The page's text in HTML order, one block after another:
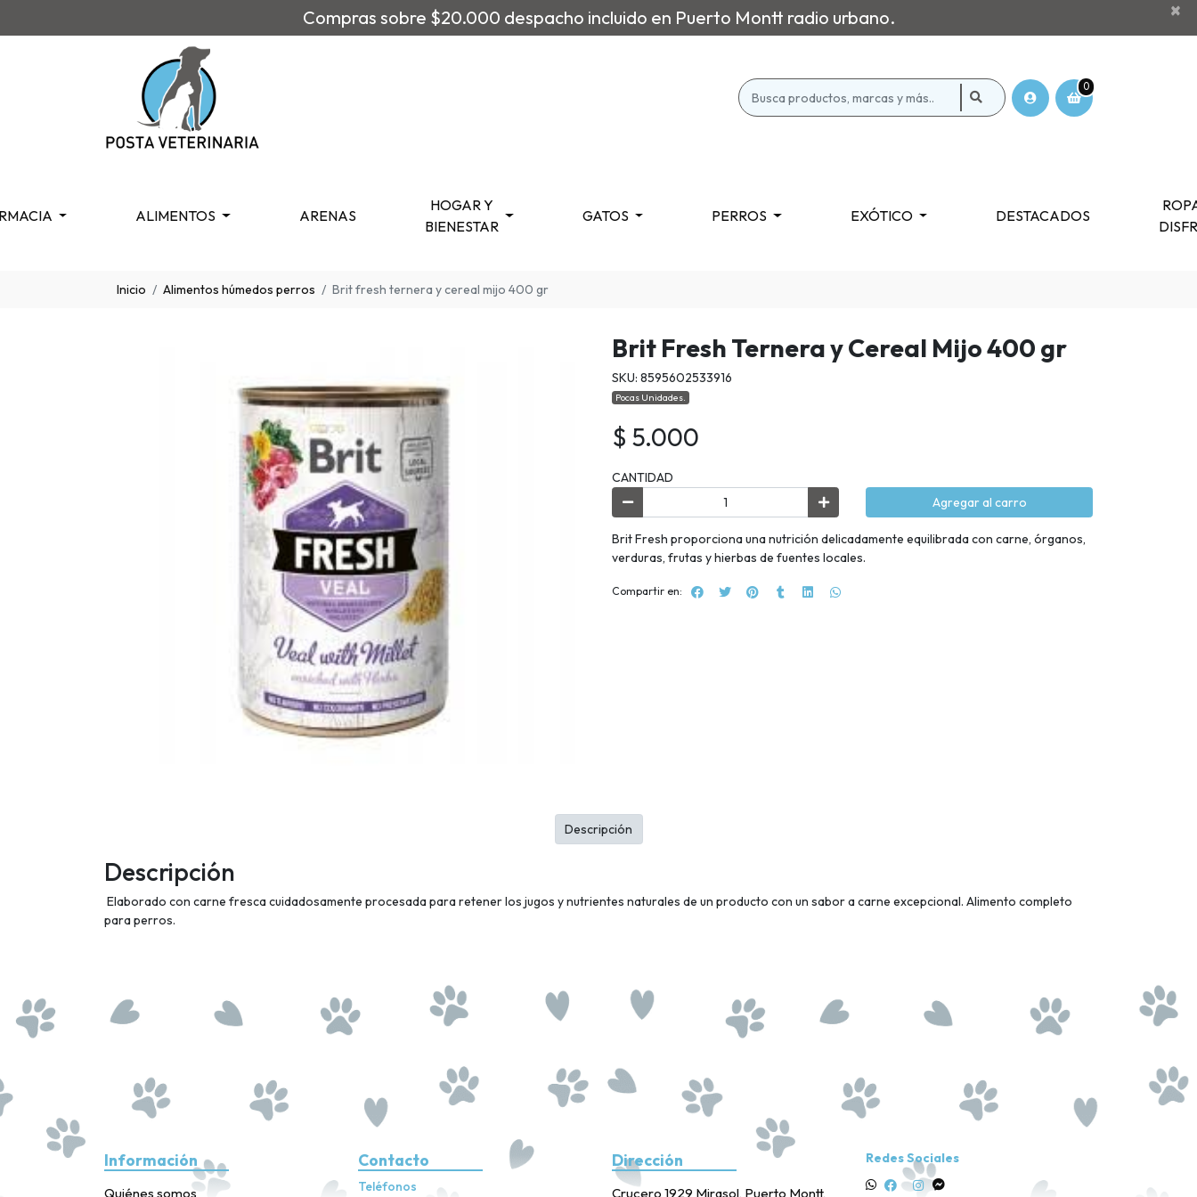
Compras sobre $20.000 despacho incluido en Puerto Montt radio urbano. ×
0
ALIMENTOS ARENAS
HOGAR Y
BIENESTAR
GATOS PERROS EXÓTICO DESTACADOS
Inicio Alimentos húmedos perros Brit fresh ternera y cereal mijo 400 gr
Brit Fresh Ternera y Cereal Mijo 400 gr
SKU: 8595602533916
Pocas Unidades.
$ 5.000
CANTIDAD
Agregar al carro
Brit Fresh proporciona una nutrición delicadamente equilibrada con carne, órganos,
verduras, frutas y hierbas de fuentes locales.
Compartir en:
Descripción
Elaborado con carne fresca cuidadosamente procesada para retener los jugos y nutrientes naturales de un producto con un sabor a carne excepcional. Alimento completo
para perros.
Descripción
Información
Quiénes somos
Contacto
Teléfonos
Dirección
Crucero 1929 Mirasol, Puerto Montt,
Redes Sociales